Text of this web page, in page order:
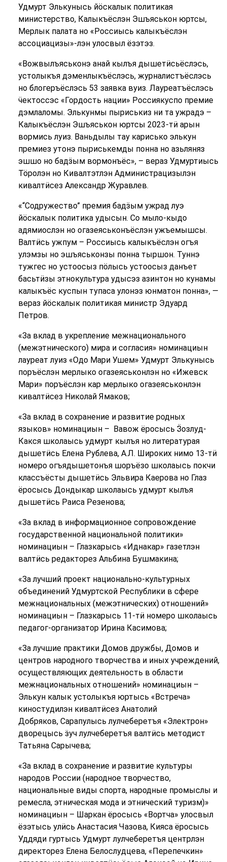
Удмурт Элькунысь йӧскалык политикая
министерство, Калыкъёслэн Эшъяськон юртсы,
Мерлык палата но «Россиысь калыкъёслэн
ассоциацизы»-лэн улосвыл ёзэтэз.
«Вожвылъяськонэ анай кылъя дышетӥсьёслэсь,
устолыкъя дэменлыкъёслэсь, журналистъёслэсь
но блогеръёслэсь 53 заявка вуиз. Лауреатъёслэсь
ӵектоссэс «Гордость нации» Россиякуспо премие
дэмлаломы. Элькунмы пыриськиз ни та ужрадэ –
Калыкъёслэн Эшъяськон юртсы 2023-тӥ арын
вормись луиз. Ваньдылы тау карисько элькун
премиез утонэ пыриськемды понна но азьляняз
эшшо но бадӟым вормонъёс», – вераз Удмуртиысь
Тӧролэн но Кивалтэтлэн Администрацизылэн
кивалтӥсез Александр Журавлев.
«“Содружество” премия бадӟым ужрад луэ
йӧскалык политика удысын. Со мыло-кыдо
адямиослэн но огазеяськонъёслэн ужъемышсы.
Валтӥсь ужпум – Россиысь калыкъёслэн огъя
улэмзы но эшъяськонзы понна тыршон. Туннэ
тужгес но устоосыз пӧлысь устоосыз данъет
басьтӥзы этнокультура удысэз азинтон но кунамы
калыкъёс куспын тупаса улонэз юнматон понна», —
вераз йӧскалык политикая министр Эдуард
Петров.
«За вклад в укрепление межнационального
(межэтнического) мира и согласия» номинациын
лауреат луиз «Одо Мари Ушем» Удмурт Элькунысь
поръёслэн мерлыко огазеяськонлэн но «Ижевск
Мари» поръёслэн кар мерлыко огазеяськонлэн
кивалтӥсез Николай Ямаков;
«За вклад в сохранение и развитие родных
языков» номинациын – Вавож ёросысь Ӟозлуд-
Какся школаысь удмурт кылъя но литературая
дышетӥсь Елена Рублева, А.Л. Широких нимо 13-тӥ
номеро огъядышетонъя шоръёзо школаысь покчи
классъёсты дышетӥсь Эльвира Каерова но Глаз
ёросысь Дондыкар школаысь удмурт кылъя
дышетӥсь Раиса Резенова;
«За вклад в информационное сопровождение
государственной национальной политики»
номинациын – Глазкарысь «Иднакар» газетлэн
валтӥсь редакторез Альбина Бушмакина;
«За лучший проект национально-культурных
объединений Удмуртской Республики в сфере
межнациональных (межэтнических) отношений»
номинациын – Глазкарысь 11-тӥ номеро школаысь
педагог-организатор Ирина Касимова;
«За лучшие практики Домов дружбы, Домов и
центров народного творчества и иных учреждений,
осуществляющих деятельность в области
межнациональных отношений» номинациын –
Элькун калык устолыкъя юртысь «Встреча»
киностудилэн кивалтӥсез Анатолий
Добряков, Сарапулысь лулчеберетъя «Электрон»
дворецысь ӟуч лулчеберетъя валтӥсь методист
Татьяна Сарычева;
«За вклад в сохранение и развитие культуры
народов России (народное творчество,
национальные виды спорта, народные промыслы и
ремесла, этническая мода и этнический туризм)»
номинациын – Шаркан ёросысь «Вортча» улосвыл
ёзэтысь улӥсь Анастасия Чазова, Кияса ёросысь
Уддяди гуртысь Удмурт лулчеберетъя центрлэн
директорез Елена Белослудцева, «Перепечкин»